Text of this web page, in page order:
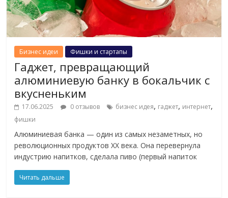
Бизнес идеи Фишки и стартапы
Гаджет, превращающий
алюминиевую банку в бокальчик с
вкусненьким
17.06.2025 0 отзывов бизнес идея, гаджет, интернет,
фишки
Алюминиевая банка — один из самых незаметных, но
революционных продуктов XX века. Она перевернула
индустрию напитков, сделала пиво (первый напиток
Читать дальше